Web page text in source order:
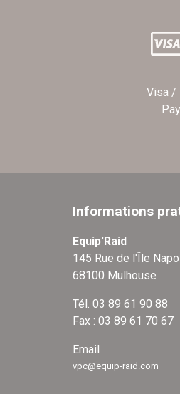
Visa /
Informations
Equip'Raid
145 Rue de l'Île
68100 Mulhouse
Tél. 03 89 61 90 88
Fax : 03 89 61 70 67
Email
vpc@equip-raid.com